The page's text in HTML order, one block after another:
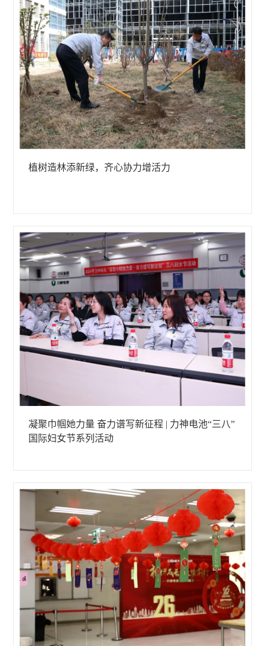
植树造林添新绿，齐心协力增活力
凝聚巾帼她力量 奋力谱写新征程 | 力神电池“三八”
国际妇女节系列活动